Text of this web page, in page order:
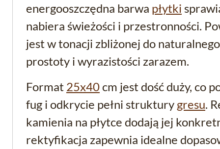
energooszczędna barwa płytki
nabiera świeżości i przestronności.
jest w tonacji zbliżonej do
prostoty i wyrazistości zarazem.
Format 25x40 cm jest dość duży, co
fug i odkrycie pełni struktury gresu.
kamienia na płytce dodają jej
rektyfikacja zapewnia idealne